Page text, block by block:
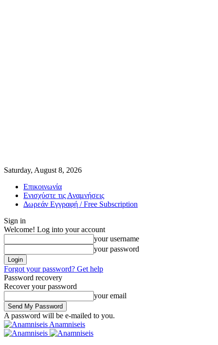
Saturday, August 8, 2026
Επικοινωνία
Ενισχύστε τις Αναμνήσεις
Δωρεάν Εγγραφή / Free Subscription
Sign in
Welcome! Log into your account
your username
your password
Forgot your password? Get help
Password recovery
Recover your password
your email
A password will be e-mailed to you.
Anamniseis